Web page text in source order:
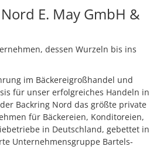
E. May GmbH &
dessen Wurzeln bis ins
im Bäckereigroßhandel und
für unser erfolgreiches Handeln in
Backring Nord das größte private
für Bäckereien, Konditoreien,
in Deutschland, gebettet in
Unternehmensgruppe Bartels-